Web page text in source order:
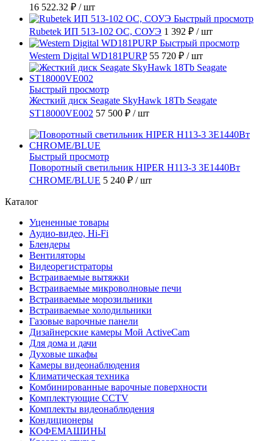
16 522.32 ₽ / шт
Быстрый просмотр
Rubetek ИП 513-102 ОС, СОУЭ 1 392 ₽ / шт
Быстрый просмотр
Western Digital WD181PURP 55 720 ₽ / шт
Быстрый просмотр
Жесткий диск Seagate SkyHawk 18Tb Seagate
ST18000VE002 57 500 ₽ / шт
Быстрый просмотр
Поворотный светильник HIPER H113-3 3E1440Вт
CHROME/BLUE 5 240 ₽ / шт
Каталог
Уцененные товары
Аудио-видео, Hi-Fi
Блендеры
Вентиляторы
Видеорегистраторы
Встраиваемые вытяжки
Встраиваемые микроволновые печи
Встраиваемые морозильники
Встраиваемые холодильники
Газовые варочные панели
Дизайнерские камеры Мой ActiveCam
Для дома и дачи
Духовые шкафы
Камеры видеонаблюдения
Климатическая техника
Комбинированные варочные поверхности
Комплектующие CCTV
Комплекты видеонаблюдения
Кондиционеры
КОФЕМАШИНЫ